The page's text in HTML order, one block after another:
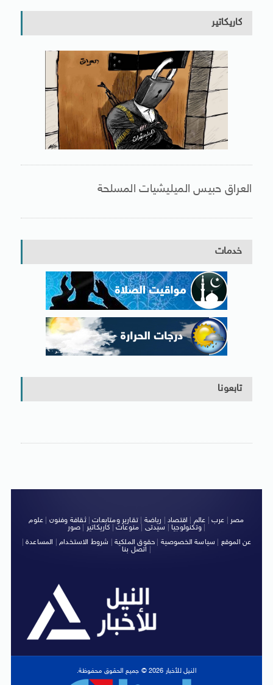
كاريكاتير
العراق حبيس الميليشيات المسلحة
خدمات
تابعونا
مصر عرب عالم اقتصاد رياضة |تقارير ومتابعات|ثقافة وفنون
علوم
وتكنولوجيا| سيدتى منوعات كاريكاتير صور
|
عن الموقع
سياسة الخصوصية حقوق الملكية شروط الاستخدام| المساعدة|
اتصل بنا
النيل للأخبار 2026 © جميع الحقوق محفوظة.